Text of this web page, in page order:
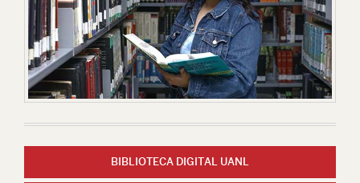
BIBLIOTECA DIGITAL UANL